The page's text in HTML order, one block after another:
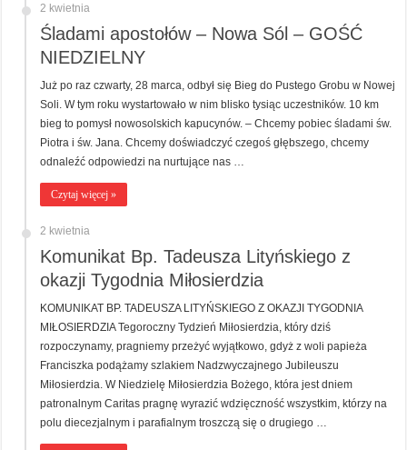
2 kwietnia
Śladami apostołów – Nowa Sól – GOŚĆ
NIEDZIELNY
Już po raz czwarty, 28 marca, odbył się Bieg do Pustego Grobu w Nowej
Soli. W tym roku wystartowało w nim blisko tysiąc uczestników. 10 km
bieg to pomysł nowosolskich kapucynów. – Chcemy pobiec śladami św.
Piotra i św. Jana. Chcemy doświadczyć czegoś głębszego, chcemy
odnaleźć odpowiedzi na nurtujące nas …
Czytaj więcej »
2 kwietnia
Komunikat Bp. Tadeusza Lityńskiego z
okazji Tygodnia Miłosierdzia
KOMUNIKAT BP. TADEUSZA LITYŃSKIEGO Z OKAZJI TYGODNIA
MIŁOSIERDZIA Tegoroczny Tydzień Miłosierdzia, który dziś
rozpoczynamy, pragniemy przeżyć wyjątkowo, gdyż z woli papieża
Franciszka podążamy szlakiem Nadzwyczajnego Jubileuszu
Miłosierdzia. W Niedzielę Miłosierdzia Bożego, która jest dniem
patronalnym Caritas pragnę wyrazić wdzięczność wszystkim, którzy na
polu diecezjalnym i parafialnym troszczą się o drugiego …